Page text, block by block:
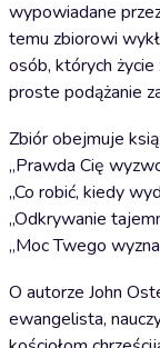
wypowiadane
temu zbiorowi
osób, których
proste podążanie
Zbiór obejmuje
„Prawda Cię
„Co robić, kiedy
„Odkrywanie
„Moc Twego
O autorze John
ewangelista,